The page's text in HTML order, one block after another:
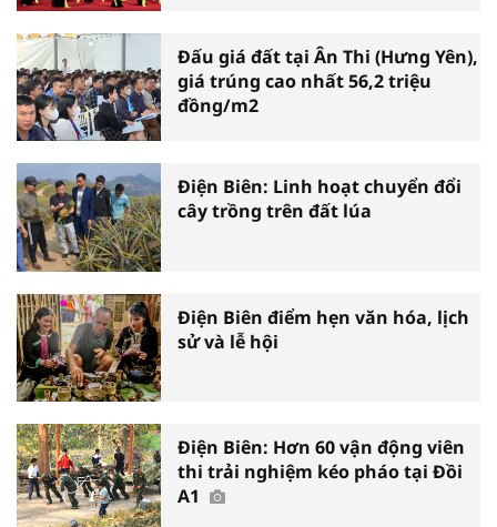
Đấu giá đất tại Ân Thi (Hưng Yên),
giá trúng cao nhất 56,2 triệu
đồng/m2
Điện Biên: Linh hoạt chuyển đổi
cây trồng trên đất lúa
Điện Biên điểm hẹn văn hóa, lịch
sử và lễ hội
Điện Biên: Hơn 60 vận động viên
thi trải nghiệm kéo pháo tại Đồi
A1